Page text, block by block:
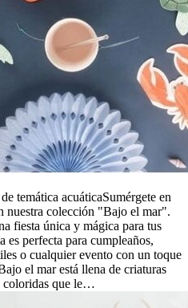
temática acuáticaSumérgete en
nuestra colección "Bajo el mar".
fiesta única y mágica para tus
es perfecta para cumpleaños,
o cualquier evento con un toque
el mar está llena de criaturas
coloridas que le…